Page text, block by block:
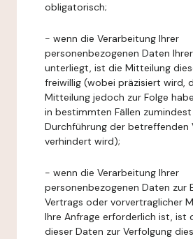
obligatorisch;
- wenn die Verarbeitung Ihrer
personenbezogenen Daten
unterliegt, ist die Mitteilung
freiwillig (wobei präzisiert wird,
Mitteilung jedoch zur Folge
in bestimmten Fällen
Durchführung der betreffenden
verhindert wird);
- wenn die Verarbeitung Ihrer
personenbezogenen Daten zur
Vertrags oder vorvertraglicher
Ihre Anfrage erforderlich ist, ist
dieser Daten zur Verfolgung